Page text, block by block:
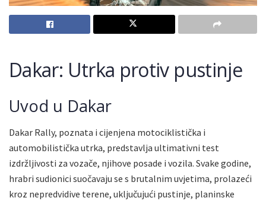
Dakar: Utrka protiv pustinje
Uvod u Dakar
Dakar Rally, poznata i cijenjena motociklistička i
automobilistička utrka, predstavlja ultimativni test
izdržljivosti za vozače, njihove posade i vozila. Svake godine,
hrabri sudionici suočavaju se s brutalnim uvjetima, prolazeći
kroz nepredvidive terene, uključujući pustinje, planinske